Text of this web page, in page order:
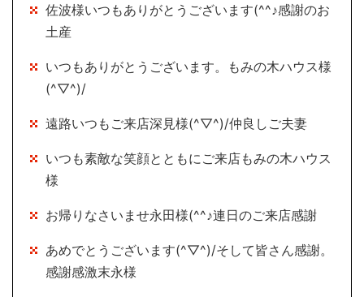
佐波様いつもありがとうございます(^^♪感謝のお
土産
いつもありがとうございます。もみの木ハウス様
(^▽^)/
遠路いつもご来店深見様(^▽^)/仲良しご夫妻
いつも素敵な笑顔とともにご来店もみの木ハウス
様
お帰りなさいませ永田様(^^♪連日のご来店感謝
あめでとうございます(^▽^)/そして皆さん感謝。
感謝感激末永様